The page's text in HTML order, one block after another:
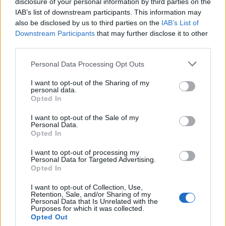
IAB’s list of downstream participants. This information may
also be disclosed by us to third parties on the IAB’s List of
Downstream Participants that may further disclose it to other
Personal Data Processing Opt Outs
I want to opt-out of the Sharing of my
personal data.
Opted In
I want to opt-out of the Sale of my
Personal Data.
Opted In
I want to opt-out of processing my
Personal Data for Targeted Advertising.
Opted In
I want to opt-out of Collection, Use,
Retention, Sale, and/or Sharing of my
Personal Data that Is Unrelated with the
Purposes for which it was collected.
Opted Out
στα ερωτικά σας
όσο και στα
οικογενειακά
σας.
να κάνετε
σήμερα μάλλον
θα πάει πολύ
καλά.
ΤΟΞΟΤΗΣ
σκληρά και
μερικές φορές
ξεχνάτε να
φροντίσετε τον
εαυτό σας.
ΑΙΓΟΚΕΡΩΣ
έχει
που τώρα σας
αρέσουν αλλά
αργότερα θα σας
εξαντλήσουν.